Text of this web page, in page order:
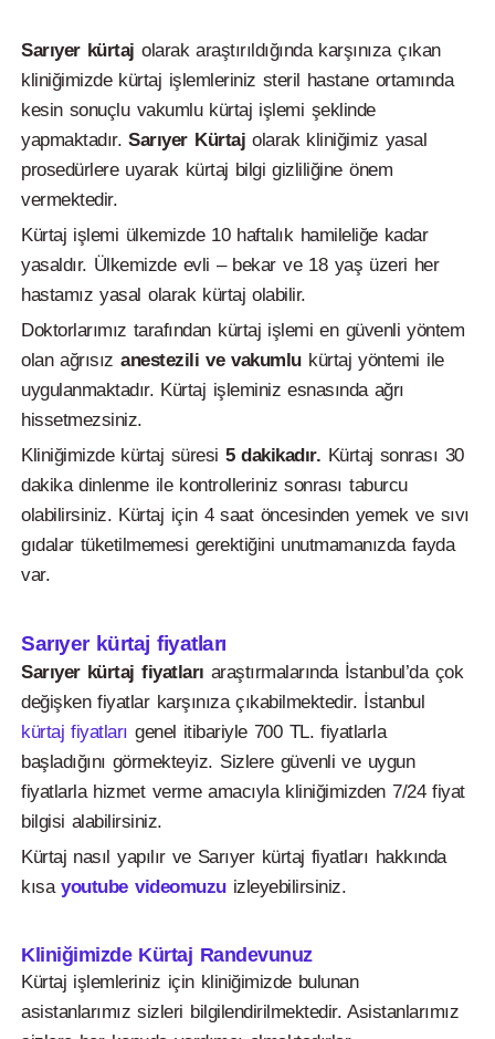
Sarıyer kürtaj olarak araştırıldığında karşınıza çıkan
kliniğimizde kürtaj işlemleriniz steril hastane ortamında
kesin sonuçlu vakumlu kürtaj işlemi şeklinde
yapmaktadır.SarıyerKürtajolarak kliniğimiz yasal
prosedürlere uyarak kürtaj bilgi gizliliğine önem
vermektedir.
Kürtaj işlemi ülkemizde 10 haftalık hamileliğe kadar
yasaldır. Ülkemizde evli – bekar ve 18 yaş üzeri her
hastamız yasal olarak kürtaj olabilir.
Doktorlarımız tarafından kürtaj işlemi en güvenli yöntem
olan ağrısızanestezili ve vakumlukürtaj yöntemi ile
uygulanmaktadır. Kürtaj işleminiz esnasında ağrı
hissetmezsiniz.
Kliniğimizde kürtaj süresi 5 dakikadır. Kürtaj sonrası 30
dakika dinlenme ile kontrolleriniz sonrası taburcu
olabilirsiniz. Kürtaj için 4 saat öncesinden yemek ve sıvı
gıdalar tüketilmemesi gerektiğini unutmamanızda fayda
var.
Sarıyer kürtaj fiyatları
Sarıyer kürtaj fiyatları araştırmalarında İstanbul’da çok
değişken fiyatlar karşınıza çıkabilmektedir. İstanbul
kürtaj fiyatları genel itibariyle 700 TL. fiyatlarla
başladığını görmekteyiz. Sizlere güvenli ve uygun
fiyatlarla hizmet verme amacıyla kliniğimizden 7/24 fiyat
bilgisi alabilirsiniz.
Kürtaj nasıl yapılır ve Sarıyer kürtaj fiyatları hakkında
kısayoutube videomuzuizleyebilirsiniz.
Kliniğimizde Kürtaj Randevunuz
Kürtaj işlemleriniz için kliniğimizde bulunan
asistanlarımız sizleri bilgilendirilmektedir. Asistanlarımız